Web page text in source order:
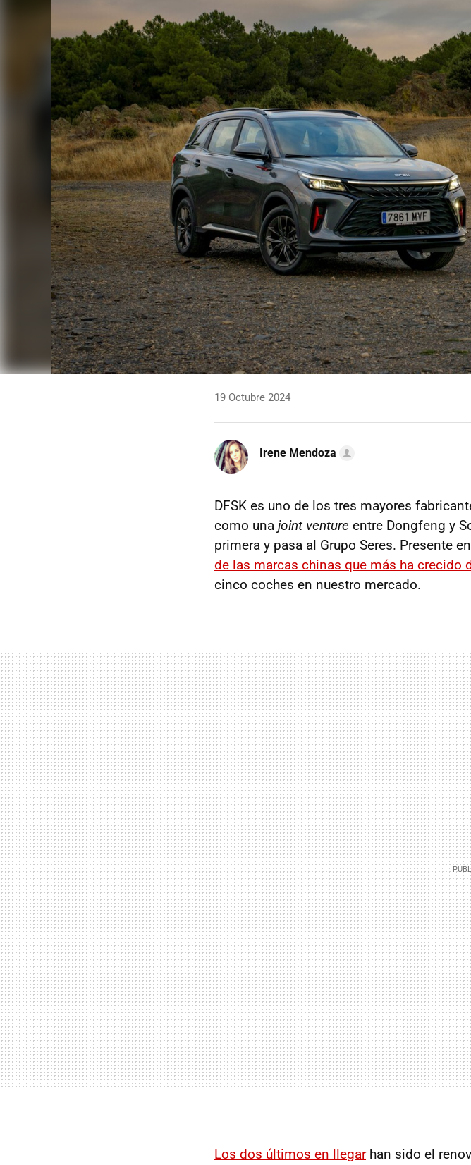
19 Octubre 2024
Irene Mendoza
DFSK es uno de los tres mayores
como una joint venture entre Dongfeng y
primera y pasa al Grupo Seres. Presente
de las marcas chinas que más ha crecido
cinco coches en nuestro mercado.
Los dos últimos en llegarhan sido el